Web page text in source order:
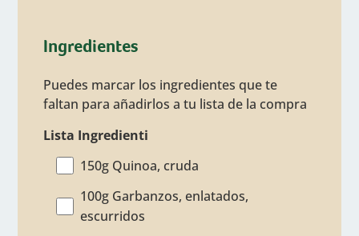
Ingredientes
Puedes marcar los ingredientes que te
faltan para añadirlos a tu lista de la compra
Lista Ingredienti
150g Quinoa, cruda
100g Garbanzos, enlatados,
escurridos